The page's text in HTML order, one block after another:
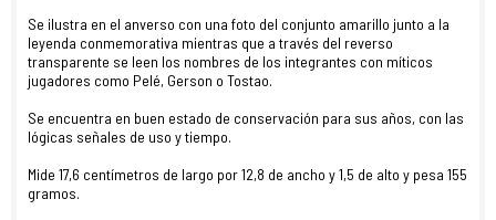
Se ilustra en el anverso con una foto del conjunto amarillo junto a la
leyenda conmemorativa mientras que a través del reverso
transparente se leen los nombres de los integrantes con míticos
jugadores como Pelé, Gerson o Tostao.
Se encuentra en buen estado de conservación para sus años, con las
lógicas señales de uso y tiempo.
Mide 17,6 centímetros de largo por 12,8 de ancho y 1,5 de alto y pesa 155
gramos.